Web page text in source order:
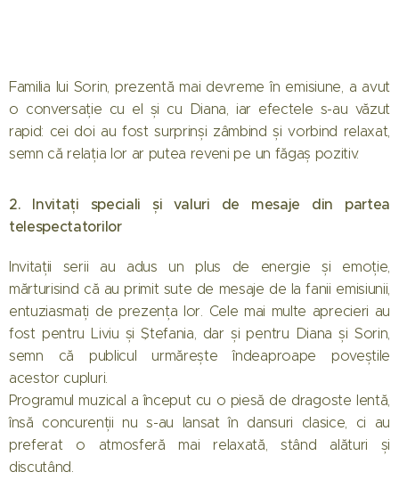
Familia lui Sorin, prezentă mai devreme în emisiune, a avut
o conversație cu el și cu Diana, iar efectele s-au văzut
rapid: cei doi au fost surprinși zâmbind și vorbind relaxat,
semn că relația lor ar putea reveni pe un făgaș pozitiv.
2. Invitați speciali și valuri de mesaje din partea
telespectatorilor
Invitații serii au adus un plus de energie și emoție,
mărturisind că au primit sute de mesaje de la fanii emisiunii,
entuziasmați de prezența lor. Cele mai multe aprecieri au
fost pentru Liviu și Ștefania, dar și pentru Diana și Sorin,
semn că publicul urmărește îndeaproape poveștile
acestor cupluri.
Programul muzical a început cu o piesă de dragoste lentă,
însă concurenții nu s-au lansat în dansuri clasice, ci au
preferat o atmosferă mai relaxată, stând alături și
discutând.